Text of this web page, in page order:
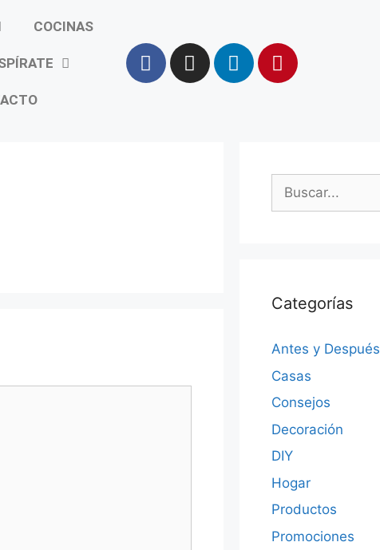
COCINAS
Categorías
Antes y Después
Casas
Consejos
Decoración
DIY
Hogar
Productos
Promociones